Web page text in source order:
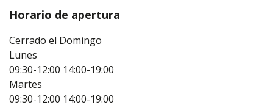
Horario de apertura
Cerrado el Domingo
Lunes
09:30-12:00 14:00-19:00
Martes
09:30-12:00 14:00-19:00